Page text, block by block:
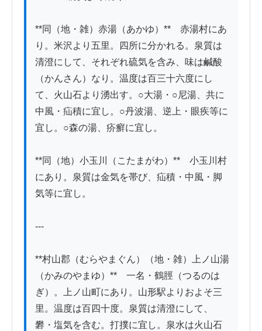
**同（地・雑）赤湯（あかゆ）**　赤湯村にあ
り。米沢より五里。四所に分かれる。泉質は
清澄にして、それぞれ硫気を含み、味は鹹酸
（かんさん）なり。温度は百三十六度にし
て、火山石より湧出す。○大湯・○尼湯、共に
中風・疝積に宜し。○丹波湯、逆上・眼疾等に
宜し。○森の湯、疥癬に宜し。
**同（地）小玉川（こたまがわ）**　小玉川村
にあり。泉質は金気を帯び、疝積・中風・脚
気等に宜し。
---
**村山郡（むらやまぐん）（地・雑）上ノ山湯
（かみのやまゆ）**　一名・鶴脛（つるのは
ぎ）。上ノ山町にあり。山形駅よりおよそ三
里。温度は百四十度。泉質は清澄にして、
礬・塩気を含む。打撲に宜し。泉水は火山石